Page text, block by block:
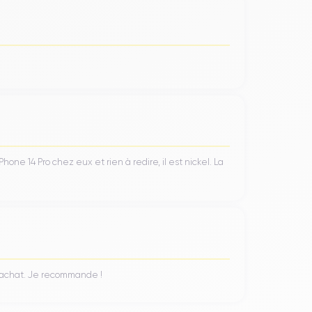
à l'efficience de la puce
leur budget de choisir un
14 Pro chez eux et rien à redire, il est nickel. La
Je recommande !